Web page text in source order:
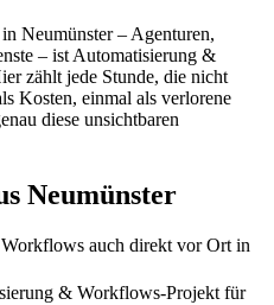
Neumünster – Agenturen,
– ist Automatisierung &
zählt jede Stunde, die nicht
Kosten, einmal als verlorene
diese unsichtbaren
Neumünster
auch direkt vor Ort in
& Workflows-Projekt für